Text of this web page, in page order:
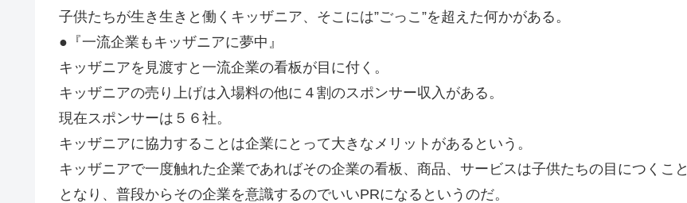
子供たちが生き生きと働くキッザニア、そこには”ごっこ”を超えた何かがある。
●『一流企業もキッザニアに夢中』
キッザニアを見渡すと一流企業の看板が目に付く。
キッザニアの売り上げは入場料の他に４割のスポンサー収入がある。
現在スポンサーは５６社。
キッザニアに協力することは企業にとって大きなメリットがあるという。
キッザニアで一度触れた企業であればその企業の看板、商品、サービスは子供たちの目につくこと
となり、普段からその企業を意識するのでいいPRになるというのだ。